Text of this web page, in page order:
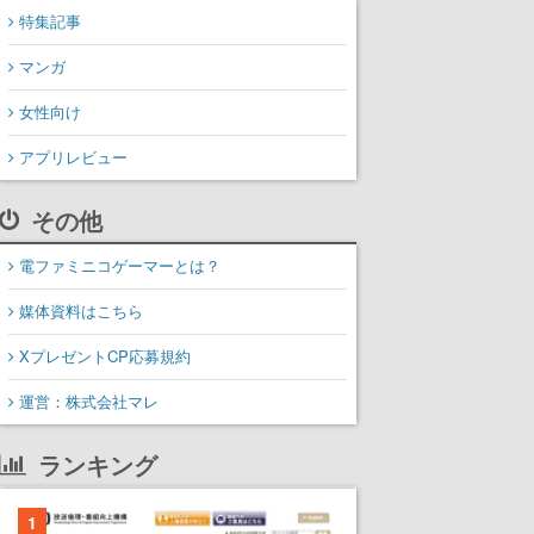
特集記事
マンガ
女性向け
アプリレビュー
その他
電ファミニコゲーマーとは？
媒体資料はこちら
XプレゼントCP応募規約
運営：株式会社マレ
ランキング
1